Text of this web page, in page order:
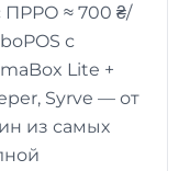
ПРРО ≈ 700 ₴/
с
Lite +
Syrve — от
из самых